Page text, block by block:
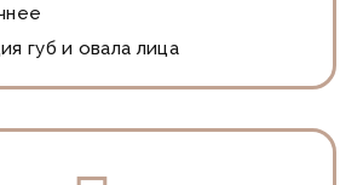
губ и овала лица